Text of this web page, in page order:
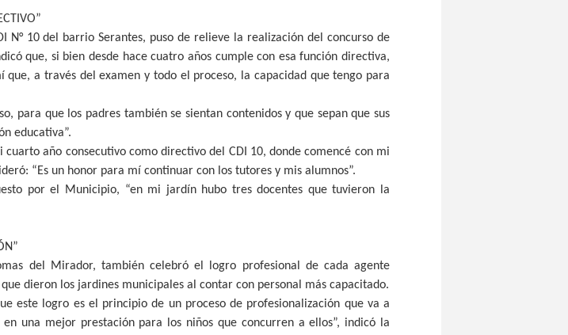
N° 10 del barrio Serantes, puso de relieve la realización del concurso de
que, si bien desde hace cuatro años cumple con esa función directiva,
a través del examen y todo el proceso, la capacidad que tengo para
para que los padres también se sientan contenidos y que sepan que sus
educativa”.
año consecutivo como directivo del CDI 10, donde comencé con mi
“Es un honor para mí continuar con los tutores y mis alumnos”.
por el Municipio, “en mi jardín hubo tres docentes que tuvieron la
del Mirador, también celebró el logro profesional de cada agente
dieron los jardines municipales al contar con personal más capacitado.
este logro es el principio de un proceso de profesionalización que va a
una mejor prestación para los niños que concurren a ellos”, indicó la